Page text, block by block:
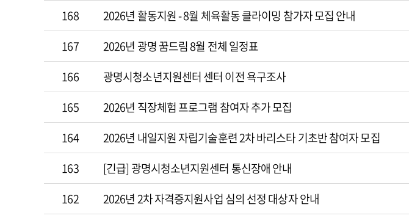
168
2026년 활동지원 - 8월 체육활동 클라이밍 참가자 모집 안내
167
2026년 광명 꿈드림 8월 전체 일정표
166
광명시청소년지원센터 센터 이전 욕구조사
165
2026년 직장체험 프로그램 참여자 추가 모집
164
2026년 내일지원 자립기술훈련 2차 바리스타 기초반 참여자 모집
163
[긴급] 광명시청소년지원센터 통신장애 안내
162
2026년 2차 자격증지원사업 심의 선정 대상자 안내